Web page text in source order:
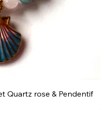
Quartz rose & Pendentif